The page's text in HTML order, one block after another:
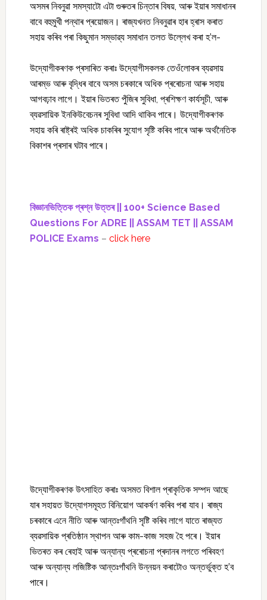
অসমৰ নিবনুৱা সমস্যাটো এটা গুৰুতৰ চিন্তাৰ বিষয়, আৰু ইয়াৰ সমাধানৰ
বাবে বহুমুখী পন্থাৰ প্ৰয়োজন। ৰাজ্যখনত নিবনুৱাৰ হাৰ হ্ৰাস কৰাত
সহায় কৰিব পৰা কিছুমান সম্ভাৱ্য সমাধান তলত উল্লেখ কৰা হ’ল-
উদ্যোগীকৰণক প্ৰসাৰিত কৰাঃ উদ্যোগীসকলক তেওঁলোকৰ ব্যৱসায়
আৰম্ভ আৰু বৃদ্ধিৰ বাবে অসম চৰকাৰে অধিক প্ৰৰোচনা আৰু সহায়
আগবঢ়াব লাগে। ইয়াৰ ভিতৰত পুঁজিৰ সুবিধা, প্ৰশিক্ষণ কাৰ্যসূচী, আৰু
ব্যৱসায়িক ইনকিউবেচনৰ সুবিধা আদি থাকিব পাৰে। উদ্যোগীকৰণক
সহায় কৰি ৰাষ্ট্ৰই অধিক চাকৰিৰ সুযোগ সৃষ্টি কৰিব পাৰে আৰু অৰ্থনৈতিক
বিকাশৰ প্ৰসাৰ ঘটাব পাৰে।
বিজ্ঞানভিত্তিক প্ৰশ্ন উত্তৰ || 100+ Science Based
Questions For ADRE || ASSAM TET || ASSAM
POLICE Exams – click here
উদ্যোগীকৰণক উৎসাহিত কৰাঃ অসমত বিশাল প্ৰাকৃতিক সম্পদ আছে
যাৰ সহায়ত উদ্যোগসমূহত বিনিয়োগ আকৰ্ষণ কৰিব পৰা যাব। ৰাজ্য
চৰকাৰে এনে নীতি আৰু আন্তঃগাঁথনি সৃষ্টি কৰিব লাগে যাতে ৰাজ্যত
ব্যৱসায়িক প্ৰতিষ্ঠান স্থাপন আৰু কাম-কাজ সহজ হৈ পৰে। ইয়াৰ
ভিতৰত কৰ ৰেহাই আৰু অন্যান্য প্ৰৰোচনা প্ৰদানৰ লগতে পৰিবহণ
আৰু অন্যান্য লজিষ্টিক আন্তঃগাঁথনি উন্নয়ন কৰাটোও অন্তৰ্ভুক্ত হ’ব
পাৰে।